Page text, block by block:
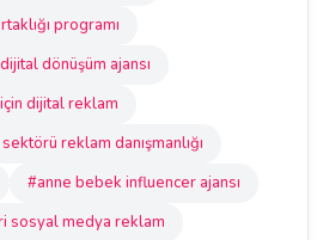
programı
dönüşüm ajansı
dijital reklam
reklam danışmanlığı
#anne bebek influencer ajansı
sosyal medya reklam